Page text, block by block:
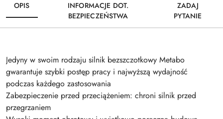
OPIS
INFORMACJE DOT.
BEZPIECZEŃSTWA
ZADAJ
PYTANIE
Jedyny w swoim rodzaju silnik bezszczotkowy Metabo
gwarantuje szybki postęp pracy i najwyższą wydajność
podczas każdego zastosowania
Zabezpieczenie przed przeciążeniem: chroni silnik przed
przegrzaniem